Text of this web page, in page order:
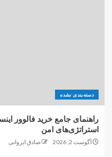
دسته‌بندی نشده
راهنمای جامع خرید فالوور
استراتژی‌های امن
آگوست 2, 2026 صادق ایروانی